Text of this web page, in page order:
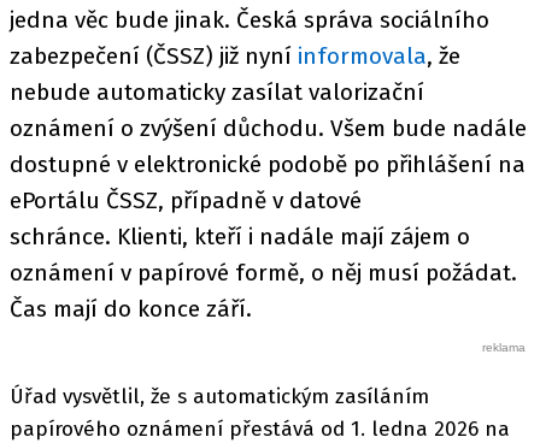
jedna věc bude jinak. Česká správa sociálního
zabezpečení (ČSSZ) již nyní informovala, že
nebude automaticky zasílat valorizační
oznámení o zvýšení důchodu. Všem bude nadále
dostupné v elektronické podobě po přihlášení na
ePortálu ČSSZ, případně v datové
schránce. Klienti, kteří i nadále mají zájem o
oznámení v papírové formě, o něj musí požádat.
Čas mají do konce září.
Úřad vysvětlil, že s automatickým zasíláním
papírového oznámení přestává od 1. ledna 2026 na